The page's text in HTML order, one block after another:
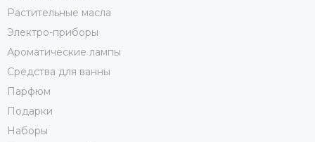
Растительные масла
Электро-приборы
Ароматические лампы
Средства для ванны
Парфюм
Подарки
Наборы